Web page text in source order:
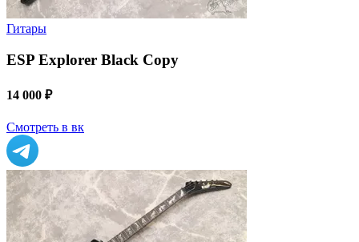
Гитары
ESP Explorer Black Copy
14 000 ₽
Смотреть в вк